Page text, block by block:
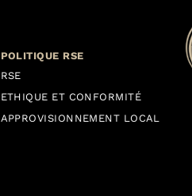
POLITIQUE RSE
RSE
ETHIQUE ET CONFORMITÉ
APPROVISIONNEMENT LOCAL